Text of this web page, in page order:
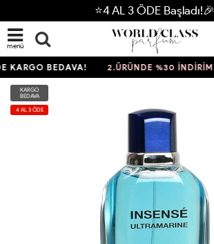
⭐4 AL 3 ÖDE Başladı!🎉
menü
KARGO BEDAVA! 2.ÜRÜNDE %30 İNDİRİM
KARGO
BEDAVA
4 AL 3 ÖDE